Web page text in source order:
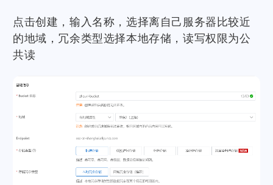
点击创建，输入名称，选择离自己服务器比较近
的地域，冗余类型选择本地存储，读写权限为公
共读